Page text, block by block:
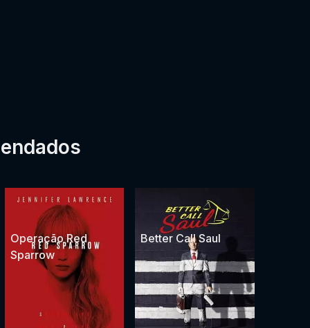
Operação Red
Sparrow
Better Call Saul